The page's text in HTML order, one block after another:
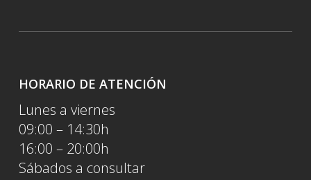
HORARIO DE ATENCIÓN
Lunes a viernes
09:00 – 14:30h
16:00 – 20:00h
Sábados a consultar